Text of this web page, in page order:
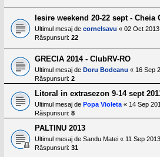
Iesire weekend 20-22 sept - Cheia
Ultimul mesaj de cornelsavu « 02 Oct
Răspunsuri: 22
GRECIA 2014 - ClubRV-RO
Ultimul mesaj de Doru Bodeanu « 16 Sep
Răspunsuri: 2
Litoral in extrasezon 9-14 sept
Ultimul mesaj de Popa Violeta« 14 Sep
Răspunsuri: 8
PALTINU 2013
Ultimul mesaj de Sandu Matei « 11 Sep
Răspunsuri: 31